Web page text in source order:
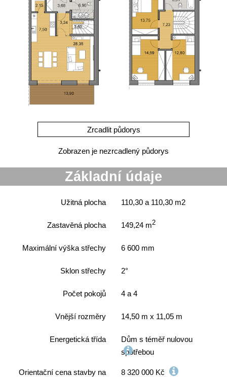
Zobrazen je nezrcadlený půdorys
Základní údaje
Užitná plocha 110,30 a 110,30 m2
Zastavěná plocha 149,24 m2
Maximální výška střechy 6 600 mm
Sklon střechy 2°
Počet pokojů 4 a 4
Vnější rozměry 14,50 m x 11,05 m
Energetická třída
Dům s téměř nulovou
spotřebou
Orientační cena stavby na
8 320 000 Kč